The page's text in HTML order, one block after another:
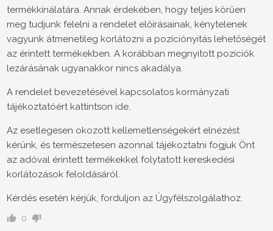
termékkínálatára. Annak érdekében, hogy teljes körűen
meg tudjunk felelni a rendelet előírásainak, kénytelenek
vagyunk átmenetileg korlátozni a pozíciónyitás lehetőségét
az érintett termékekben. A korábban megnyitott pozíciók
lezárásának ugyanakkor nincs akadálya.
A rendelet bevezetésével kapcsolatos kormányzati
tájékoztatóért kattintson ide.
Az esetlegesen okozott kellemetlenségekért elnézést
kérünk, és természetesen azonnal tájékoztatni fogjuk Önt
az adóval érintett termékekkel folytatott kereskedési
korlátozások feloldásáról.
Kérdés esetén kérjük, forduljon az Ügyfélszolgálathoz.
0